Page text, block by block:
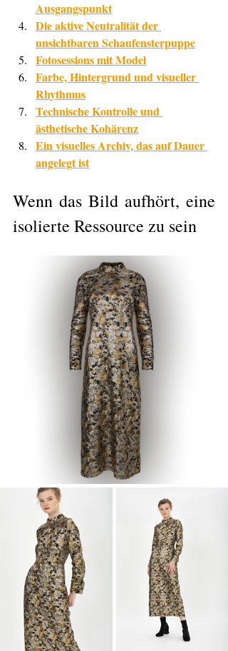
Ausgangspunkt
Die aktive Neutralität der
unsichtbaren Schaufensterpuppe
Fotosessions mit Model
Farbe, Hintergrund und visueller
Rhythmus
Technische Kontrolle und
ästhetische Kohärenz
Ein visuelles Archiv, das auf Dauer
angelegt ist
Wenn das Bild aufhört, eine
isolierte Ressource zu sein